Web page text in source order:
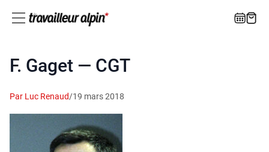
F. Gaget — CGT
Par Luc Renaud/19 mars 2018